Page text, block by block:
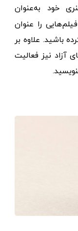
خود به‌عنوان
را عنوان
باشید. علاوه بر
آزاد نیز فعالیت